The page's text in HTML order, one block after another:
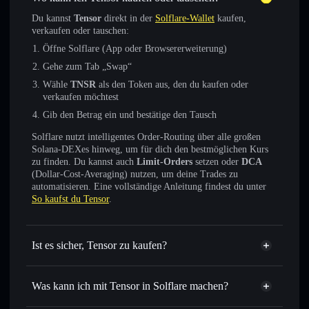
Du kannst Tensor direkt in der Solflare-Wallet kaufen,
verkaufen oder tauschen:
Öffne Solflare (App oder Browsererweiterung)
Gehe zum Tab „Swap“
Wähle TNSR als den Token aus, den du kaufen oder
verkaufen möchtest
Gib den Betrag ein und bestätige den Tausch
Solflare nutzt intelligentes Order-Routing über alle großen
Solana-DEXes hinweg, um für dich den bestmöglichen Kurs
zu finden. Du kannst auch Limit-Orders setzen oder DCA
(Dollar-Cost-Averaging) nutzen, um deine Trades zu
automatisieren. Eine vollständige Anleitung findest du unter
So kaufst du Tensor.
Ist es sicher, Tensor zu kaufen?
Tensor verifizierter Token
Was kann ich mit Tensor in Solflare machen?
Tensor
Solflare-Wallet